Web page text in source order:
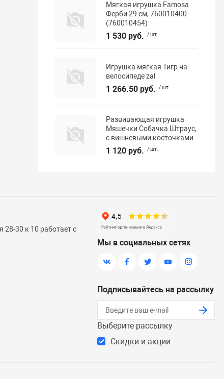
Мягкая игрушка Famosa
Ферби 29 см, 760010400
(760010454)
1 530 руб. / шт.
Игрушка мягкая Тигр на
велосипеде zal
1 266.50 руб. / шт.
Развивающая игрушка
Мяшечки Собачка Штраус,
с вишневыми косточками
1 120 руб. / шт.
28-30 к 10 работает с
Мы в социальных сетях
Подписывайтесь на рассылку
Выберите рассылку
Скидки и акции